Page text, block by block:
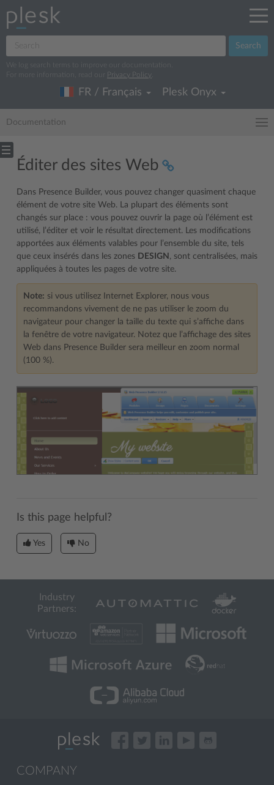
Search
We log search terms to improve our documentation.
For more information, read our
Privacy Policy
FR / Français Plesk Onyx
Documentation
Éditer des sites Web
Dans Presence Builder, vous pouvez changer quasiment chaque
élément de votre site Web. La plupart des éléments sont
changés sur place : vous pouvez ouvrir la page où l’élément est
utilisé, l’éditer et voir le résultat directement. Les modifications
apportées aux éléments valables pour l’ensemble du site, tels
que ceux insérés dans les zones DESIGN , sont centralisées, mais
appliquées à toutes les pages de votre site.
Note: si vous utilisez Internet Explorer, nous vous
recommandons vivement de ne pas utiliser le zoom du
navigateur pour changer la taille du texte qui s’affiche dans
la fenêtre de votre navigateur. Notez que l’affichage des sites
Web dans Presence Builder sera meilleur en zoom normal
(100 %).
Is this page helpful?
Yes No
Industry
Partners:
COMPANY